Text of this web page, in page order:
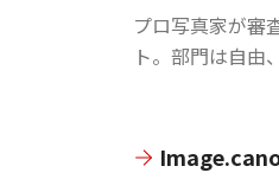
プロ写真家が審
ト。部門は自由